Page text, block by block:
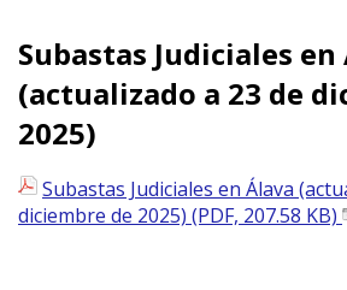
Subastas Judiciales en
(actualizado a 23 de
2025)
Subastas Judiciales en Álava
diciembre de 2025) (PDF, 207.58 KB)